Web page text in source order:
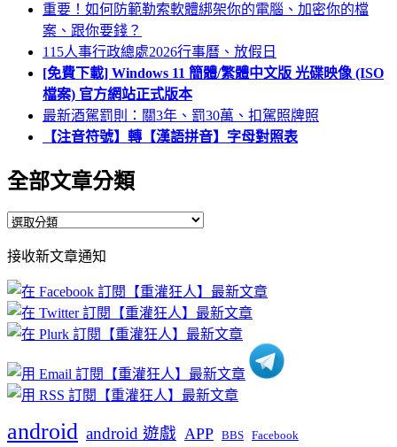
重要！如何防範勒索軟體綁架你的電腦、加密你的檔
案、跟你要錢？
115人事行政總處2026行事曆、放假日
[免費下載] Windows 11 簡體/繁體中文版 光碟映像 (ISO
檔案) 官方網站正式版本
最新酒駕罰則：關3年、罰30萬、扣駕照牌照
【注音符號】轉【漢語拼音】字母對照表
全部文章分類
全
文
章
分
類
接收新文章通知
android android 遊戲 APP BBS Facebook